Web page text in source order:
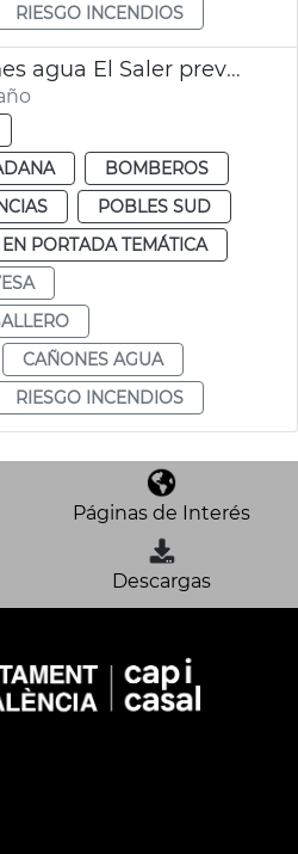
RIESGO INCENDIOS
Activación cañones agua El Saler prevención incendios
BOMBEROS
POBLES SUD
EN PORTADA TEMÁTICA
CAÑONES AGUA
RIESGO INCENDIOS
Páginas de Interés
Descargas